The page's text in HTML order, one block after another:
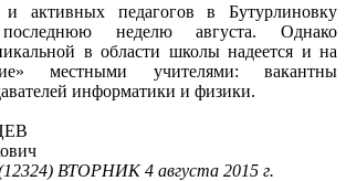
активных педагогов в Бутурлиновку
неделю августа. Однако
в области школы надеется и на
местными учителями: вакантны
информатики и физики.
ВТОРНИК 4 августа 2015 г.